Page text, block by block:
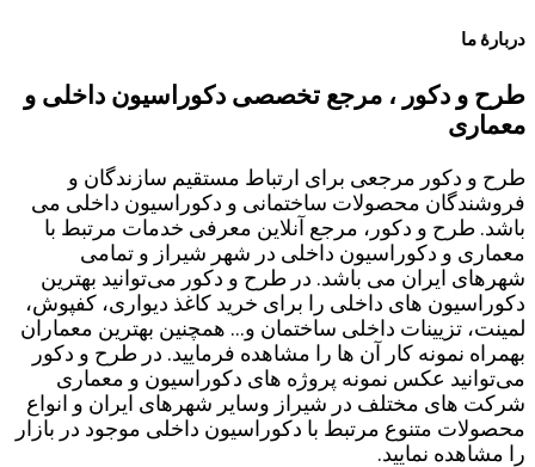
دربارۀ ما
طرح و دکور ، مرجع تخصصی دکوراسیون داخلی و
معماری
طرح و دکور مرجعی برای ارتباط مستقیم سازندگان و
فروشندگان محصولات ساختمانی و دکوراسیون داخلی می
باشد. طرح و دکور، مرجع آنلاین معرفی خدمات مرتبط با
معماری و دکوراسیون داخلی در شهر شیراز و تمامی
شهرهای ایران می باشد. در طرح و دکور می‌توانید بهترین
دکوراسیون های داخلی را برای خرید کاغذ دیواری، کفپوش،
لمینت، تزیینات داخلی ساختمان و... همچنین بهترین معماران
بهمراه نمونه کار آن ها را مشاهده فرمایید. در طرح و دکور
می‌توانید عکس نمونه پروژه های دکوراسیون و معماری
شرکت های مختلف در شیراز وسایر شهرهای ایران و انواع
محصولات متنوع مرتبط با دکوراسیون داخلی موجود در بازار
را مشاهده نمایید.